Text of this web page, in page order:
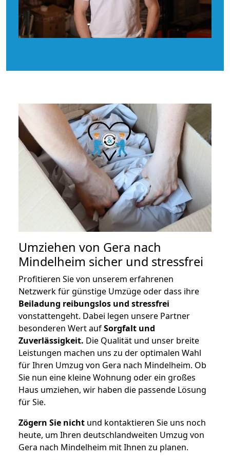
Umziehen von Gera nach
Mindelheim sicher und stressfrei
Profitieren Sie von unserem erfahrenen
Netzwerk für günstige Umzüge oder dass ihre
Beiladung reibungslos und stressfrei
vonstattengeht. Dabei legen unsere Partner
besonderen Wert aufSorgfalt und
Zuverlässigkeit. Die Qualität und unser breite
Leistungen machen uns zu der optimalen Wahl
für Ihren Umzug von Gera nach Mindelheim. Ob
Sie nun eine kleine Wohnung oder ein großes
Haus umziehen, wir haben die passende Lösung
für Sie.
Zögern Sie nicht und kontaktieren Sie uns noch
heute, um Ihren deutschlandweiten Umzug von
Gera nach Mindelheim mit Ihnen zu planen.